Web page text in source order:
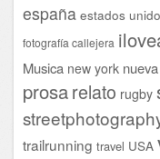
españa estados
fotografía callejera
Musica new york
prosarelato rugby
trailrunning travel USA